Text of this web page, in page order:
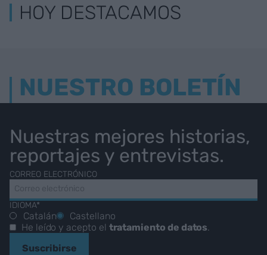
HOY DESTACAMOS
NUESTRO BOLETÍN
Nuestras mejores historias,
reportajes y entrevistas.
CORREO ELECTRÓNICO
IDIOMA*
Catalán
Castellano
He leído y acepto el tratamiento de datos.
Suscribirse